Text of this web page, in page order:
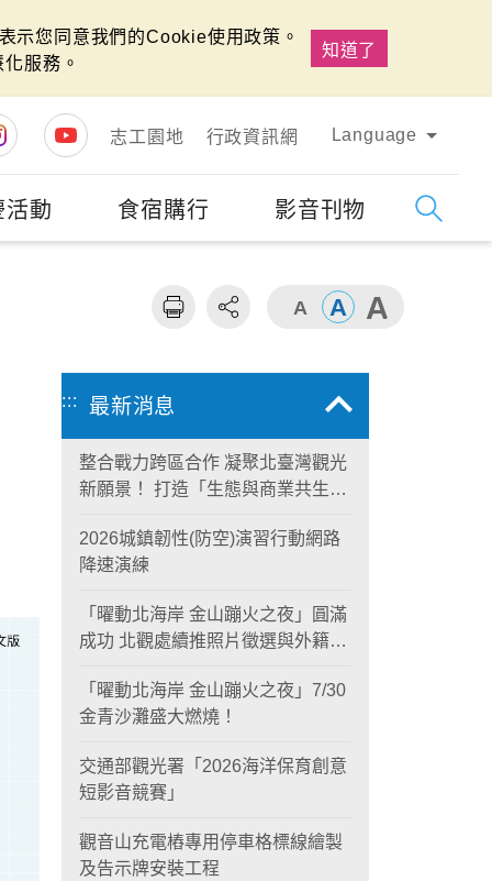
示您同意我們的Cookie使用政策。
服務。
知道了
志工園地
行政資訊網 Language
活動 食宿購行 影音刊物
::: 最新消息
整合戰力跨區合作 凝聚北臺灣觀光
新願景！ 打造「生態與商業共生」
2026城鎮韌性(防空)演習行動網路
降速演練
「曜動北海岸 金山蹦火之夜」圓滿
成功 北觀處續推照片徵選與外籍青
「曜動北海岸 金山蹦火之夜」7/30
金青沙灘盛大燃燒！
交通部觀光署「2026海洋保育創意
短影音競賽」
觀音山充電樁專用停車格標線繪製
及告示牌安裝工程